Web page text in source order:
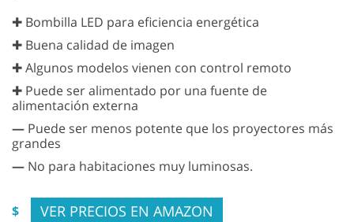
✚ Bombilla LED para eficiencia energética
✚ Buena calidad de imagen
✚ Algunos modelos vienen con control remoto
✚ Puede ser alimentado por una fuente de
alimentación externa
— Puede ser menos potente que los proyectores más
grandes
— No para habitaciones muy luminosas.
$ VER PRECIOS EN AMAZON